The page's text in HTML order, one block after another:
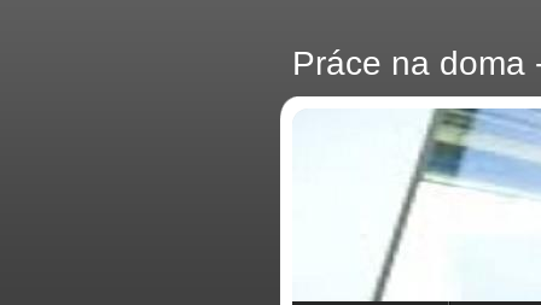
Práce na doma